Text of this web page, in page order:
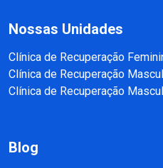
Nossas Unidades
Clínica de Recuperação
Clínica de Recuperação
Clínica de Recuperação
Blog